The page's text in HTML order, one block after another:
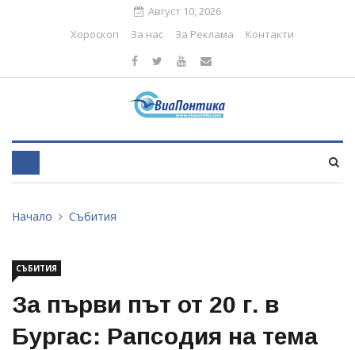
Август 10, 2026
Хороскоп
За нас За Реклама Контакти
Начало Събития
СЪБИТИЯ
За първи път от 20 г. в
Бургас: Рапсодия на тема